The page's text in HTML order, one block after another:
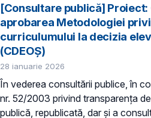
[Consultare publică] Proiect:
aprobarea Metodologiei
curriculumului la decizia
(CDEOȘ)
28 ianuarie 2026
În vederea consultării publice, în
nr. 52/2003 privind transparenţa
publică, republicată, dar și a